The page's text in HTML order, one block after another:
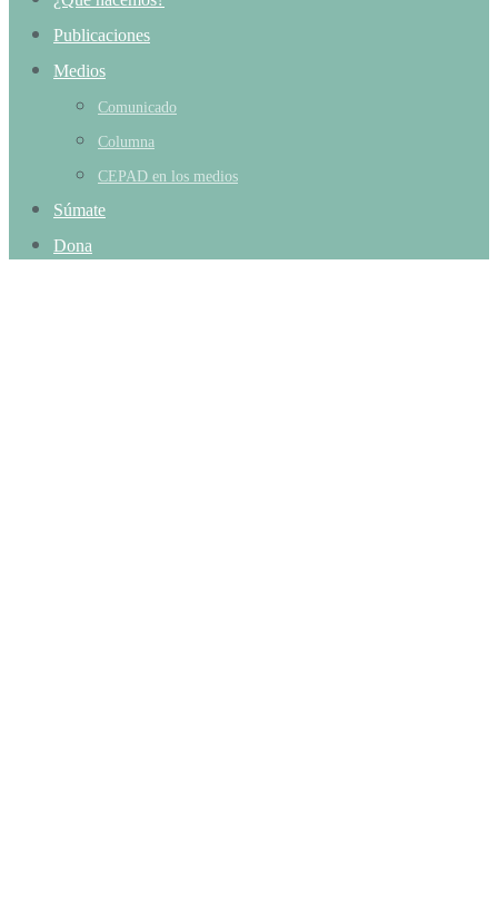
Publicaciones
Medios
Comunicado
Columna
CEPAD en los medios
Súmate
Dona